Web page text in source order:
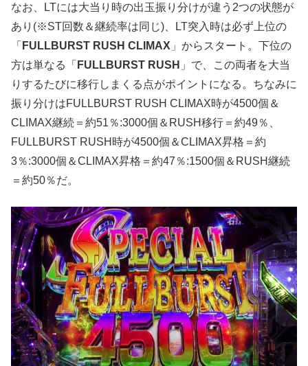
なお、LTには大当り時の出玉振り分けが違う2つの状態が
あり(※ST回数＆継続率は同じ)、LT突入時は必ず上位の
「 FULLBURST RUSH CLIMAX 」からスタート。下位の
方は単なる「 FULLBURST RUSH 」で、この両者を大当
りするたびに移行しまくる点がポイントになる。ちなみに
振り分けはFULLBURST RUSH CLIMAX時が4500個＆
CLIMAX継続＝約51％:3000個＆RUSH移行＝約49％、
FULLBURST RUSH時が4500個＆CLIMAX昇格＝約
3％:3000個＆CLIMAX昇格＝約47％:1500個＆RUSH継続
＝約50％だ。